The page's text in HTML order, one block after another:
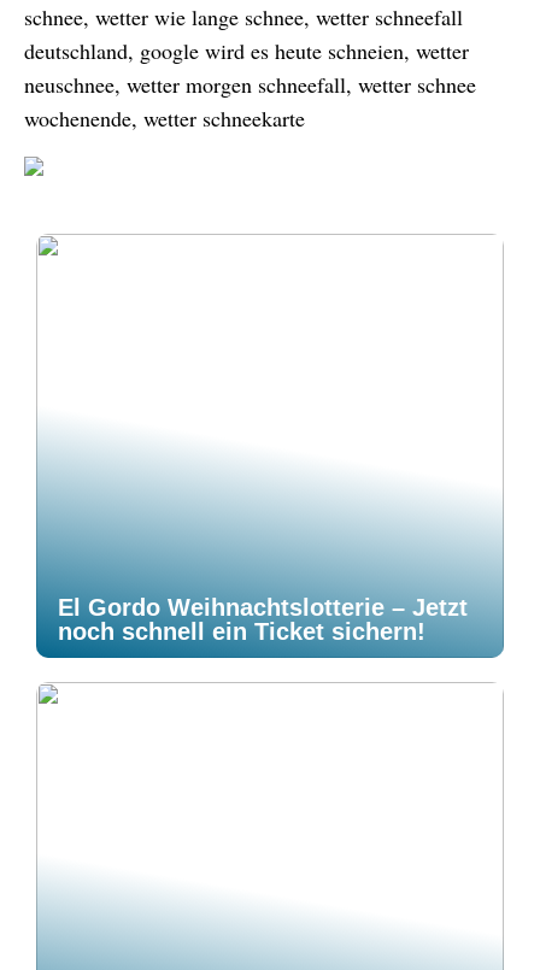
schnee, wetter wie lange schnee, wetter schneefall
deutschland, google wird es heute schneien, wetter
neuschnee, wetter morgen schneefall, wetter schnee
wochenende, wetter schneekarte
El Gordo Weihnachtslotterie – Jetzt
noch schnell ein Ticket sichern!